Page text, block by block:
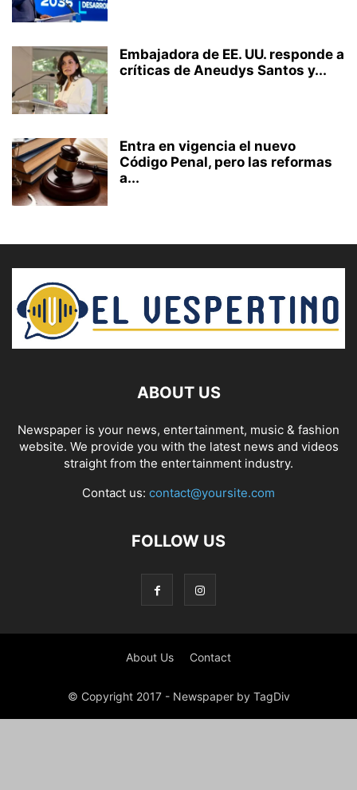
Embajadora de EE. UU. responde a
críticas de Aneudys Santos y...
Entra en vigencia el nuevo
Código Penal, pero las reformas
a...
ABOUT US
Newspaper is your news, entertainment, music & fashion
website. We provide you with the latest news and videos
straight from the entertainment industry.
Contact us: contact@yoursite.com
FOLLOW US
About Us Contact
© Copyright 2017 - Newspaper by TagDiv